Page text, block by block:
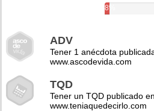
8%
ADV
Tener 1 anécdota
www.ascodevida.com
TQD
Tener un TQD publicado en
www.teniaquedecirlo.com